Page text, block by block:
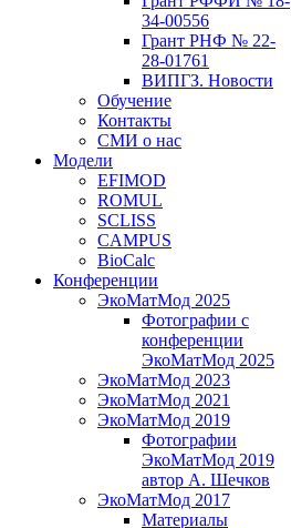
34-00556
Грант РНФ № 22-
28-01761
ВИПГЗ. Новости
Обучение
Контакты
СМИ о нас
Модели
EFIMOD
ROMUL
SCLISS
CAMPUS
BioCalc
Конференции
ЭкоМатМод 2025
Фотографии с
конференции
ЭкоМатМод 2025
ЭкоМатМод 2023
ЭкоМатМод 2021
ЭкоМатМод 2019
Фотографии
ЭкоМатМод 2019
автор А. Шечков
ЭкоМатМод 2017
Материалы